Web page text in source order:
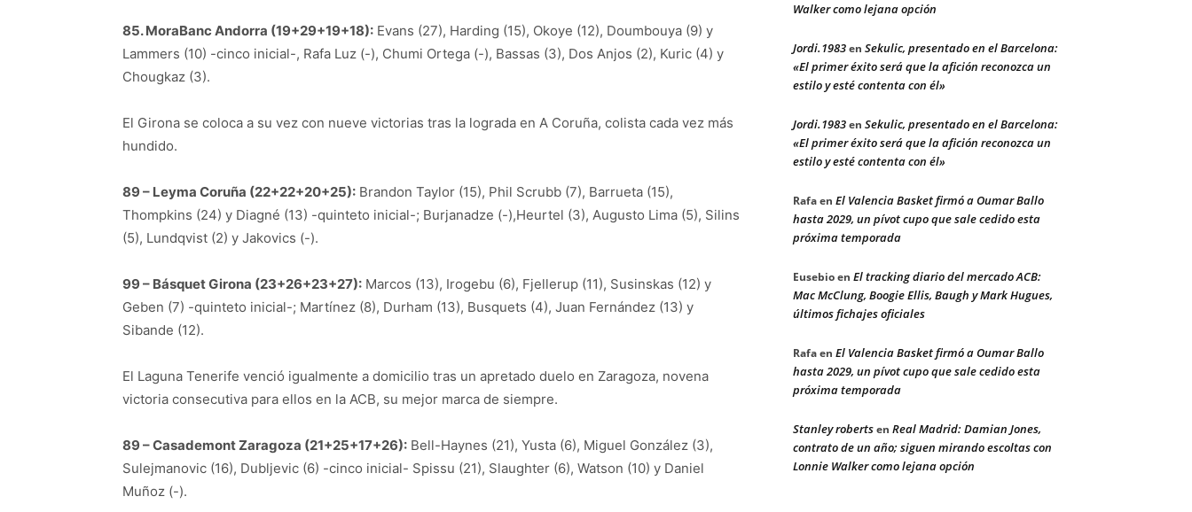
85. MoraBanc Andorra (19+29+19+18): Evans (27), Harding (15), Okoye (12), Doumbouya (9) y
Lammers (10) -cinco inicial-, Rafa Luz (-), Chumi Ortega (-), Bassas (3), Dos Anjos (2), Kuric (4) y
Chougkaz (3).
El Girona se coloca a su vez con nueve victorias tras la lograda en A Coruña, colista cada vez más
hundido.
89 – Leyma Coruña (22+22+20+25): Brandon Taylor (15), Phil Scrubb (7), Barrueta (15),
Thompkins (24) y Diagné (13) -quinteto inicial-; Burjanadze (-),Heurtel (3), Augusto Lima (5), Silins
(5), Lundqvist (2) y Jakovics (-).
99 – Básquet Girona (23+26+23+27): Marcos (13), Irogebu (6), Fjellerup (11), Susinskas (12) y
Geben (7) -quinteto inicial-; Martínez (8), Durham (13), Busquets (4), Juan Fernández (13) y
Sibande (12).
El Laguna Tenerife venció igualmente a domicilio tras un apretado duelo en Zaragoza, novena
victoria consecutiva para ellos en la ACB, su mejor marca de siempre.
89 – Casademont Zaragoza (21+25+17+26): Bell-Haynes (21), Yusta (6), Miguel González (3),
Sulejmanovic (16), Dubljevic (6) -cinco inicial- Spissu (21), Slaughter (6), Watson (10) y Daniel
Muñoz (-).
Walker como lejana opción
Jordi.1983en Sekulic, presentado en el Barcelona:
«El primer éxito será que la afición reconozca un
estilo y esté contenta con él»
Jordi.1983en Sekulic, presentado en el Barcelona:
«El primer éxito será que la afición reconozca un
estilo y esté contenta con él»
Rafaen El Valencia Basket firmó a Oumar Ballo
hasta 2029, un pívot cupo que sale cedido esta
próxima temporada
Eusebioen El tracking diario del mercado ACB:
Mac McClung, Boogie Ellis, Baugh y Mark Hugues,
últimos fichajes oficiales
Rafaen El Valencia Basket firmó a Oumar Ballo
hasta 2029, un pívot cupo que sale cedido esta
próxima temporada
Stanley robertsen Real Madrid: Damian Jones,
contrato de un año; siguen mirando escoltas con
Lonnie Walker como lejana opción